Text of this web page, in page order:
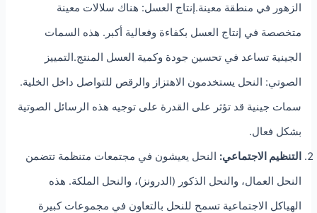
الزهور في منطقة معينة.إنتاج العسل: هناك سلالات معينة
متخصصة في إنتاج العسل بكفاءة وفعالية أكبر. هذه السمات
الجينية تساعد في تحسين جودة وكمية العسل المنتج.التمييز
الصوتي: النحل يستخدمون الاهتزاز والرقص للتواصل داخل الخلية.
سمات جينية قد تؤثر على القدرة على توجيه هذه الرسائل الصوتية
بشكل فعال.
التنظيم الاجتماعي: النحل يعيشون في مجتمعات متنظمة تتضمن
النحل العمال، والنحل الذكور (الدرونز)، والنحل الملكة. هذه
الهياكل الاجتماعية تسمح للنحل بالتعاون في مجموعات كبيرة